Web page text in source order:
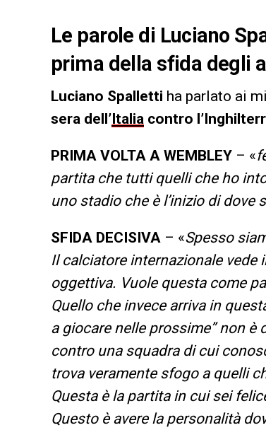
Le parole di Luciano
prima della sfida degli
Luciano Spalletti ha parlato ai
sera dell’Italia contro
PRIMA VOLTA A WEMBLEY – «
partita che tutti quelli che ho
uno stadio che è l’inizio di
SFIDA DECISIVA – «Spesso
Il calciatore internazionale
oggettiva. Vuole questa come
Quello che invece arriva in
a giocare nelle prossime” non
contro una squadra di cui
trova veramente sfogo a quelli
Questa è la partita in cui sei
Questo è avere la personalità